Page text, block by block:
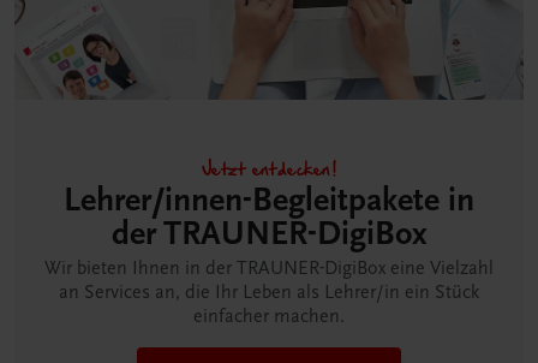
Jetzt entdecken!
Lehrer/innen-Begleitpakete in
der TRAUNER-DigiBox
Wir bieten Ihnen in der TRAUNER-DigiBox eine Vielzahl
an Services an, die Ihr Leben als Lehrer/in ein Stück
einfacher machen.